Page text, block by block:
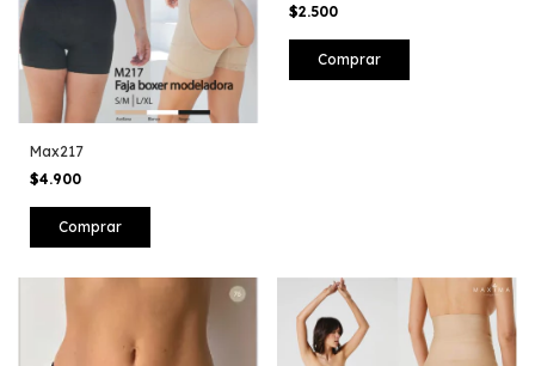
Max217
$4.900
Comprar
$2.500
Comprar